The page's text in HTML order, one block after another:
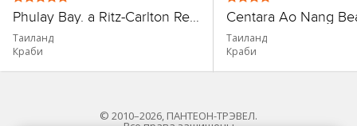
Phulay Bay. a Ritz-Carlton Reserve
Таиланд
Краби
Таиланд
Краби
© 2010–2026, ПАНТЕОН-ТРЭВЕЛ.